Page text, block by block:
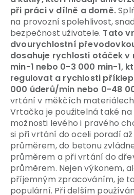
při práci v dílně a domě.
na provozní spolehlivost,
bezpečnost uživatele. Tato
dvourychlostní
dosahuje rychlosti otáček v
min-1 nebo 0-3 000 min-1,
regulovat a rychlosti
000 úderů/min nebo 0-48
vrtání v měkčích
Vrtačka je použitelná také
možnosti levého i pravého
si při vrtání do oceli poradí až
průměrem, do betonu
průměrem a při vrtání do
průměrem. Nejen výkonem,
příjemným zpracováním, je
populární. Při delším